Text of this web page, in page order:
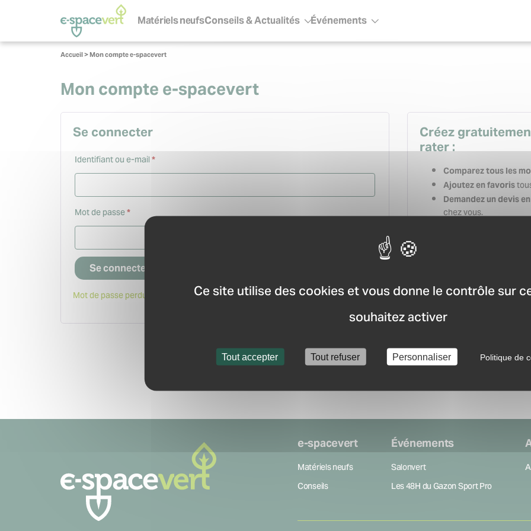
Panneau de gestion des cookies
Ce site utilise des cookies et vous donne le contrôle sur
souhaitez activer
Tout accepter Tout refuser Personnaliser Politique de
principale
Matériels neufsConseils & Actualités
Sous-menuÉvénementsSous-menu
Vous
Accueil>Mon compte e-spacevert
Mon compte e-spacevert
Se connecter
Identifiant ou e-mail *Obligatoire
Mot de passe*Obligatoire
Se connecter
Mot de passe perdu ?
Créez
rater :
Comparez tous les
Ajoutez en favoris
Demandez un devis
chez vous.
Gardez un
nouveauté du marché.
Créer mon compte
e-spacevert
Matériels neufs
Conseils
Événements
Salonvert
Les 48H du Gazon Sport Pro